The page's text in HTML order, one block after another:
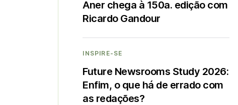
Aner chega à 150a. edição com
Ricardo Gandour
INSPIRE-SE
Future Newsrooms Study 2026:
Enfim, o que há de errado com
as redações?